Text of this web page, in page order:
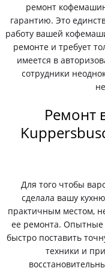
ремонт
гарантию. Это
работу вашей
ремонте и требует
имеется в
сотрудники
Ремонт
Для того чтобы
сделала вашу
практичным местом,
ее ремонта. Опытные
быстро поставить
техники и